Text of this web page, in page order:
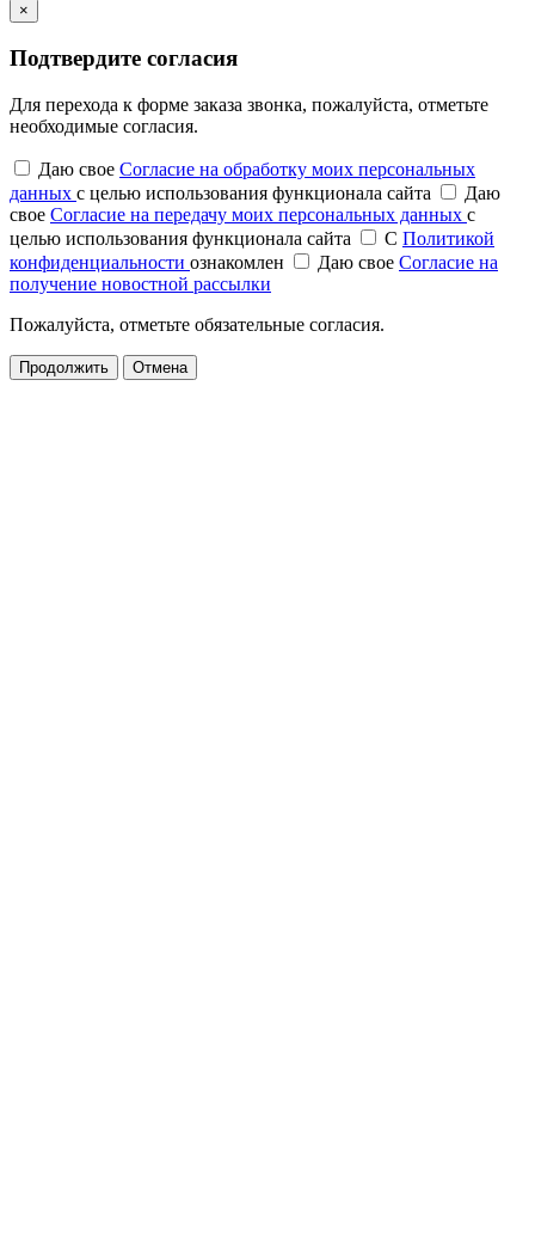
×
Подтвердите согласия
Для перехода к форме заказа звонка, пожалуйста, отметьте
необходимые согласия.
Даю свое Согласие на обработку моих персональных
данных с целью использования функционала сайта
Даю
свое Согласие на передачу моих персональных данных с
целью использования функционала сайта
С Политикой
конфиденциальности ознакомлен Даю свое Согласие на
получение новостной рассылки
Пожалуйста, отметьте обязательные согласия.
Продолжить Отмена